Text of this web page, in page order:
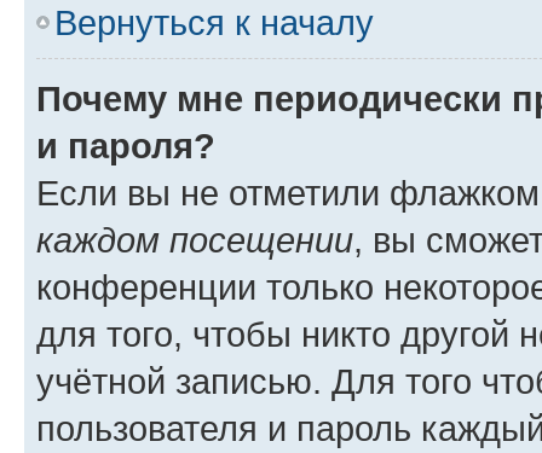
Вернуться к началу
Почему мне периодически
и пароля?
Если вы не отметили
каждом посещении, вы
конференции только
для того, чтобы никто другой
учётной записью. Для того
пользователя и пароль